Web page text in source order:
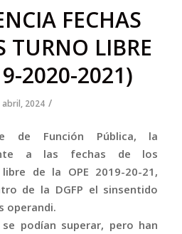
FECHAS
TURNO LIBRE
2020-2021)
abril, 2024 /
de Función Pública, la
a las fechas de los
de la OPE 2019-20-21,
de la DGFP el sinsentido
operandi.
podían superar, pero han